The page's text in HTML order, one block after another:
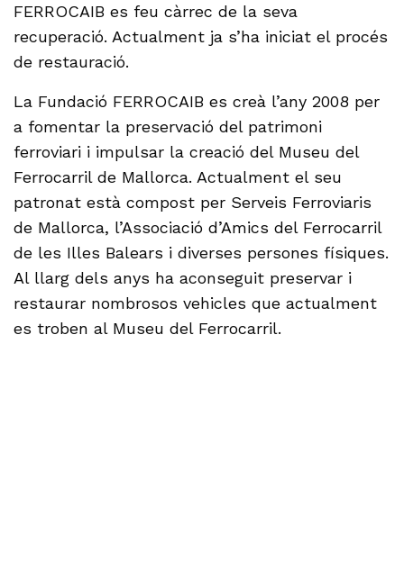
FERROCAIB es feu càrrec de la seva
recuperació. Actualment ja s’ha iniciat el procés
de restauració. ​
La Fundació FERROCAIB es creà l’any 2008 per
a fomentar la preservació del patrimoni
ferroviari i impulsar la creació del Museu del
Ferrocarril de Mallorca. Actualment el seu
patronat està compost per Serveis Ferroviaris
de Mallorca, l’Associació d’Amics del Ferrocarril
de les Illes Balears i diverses persones físiques.
Al llarg dels anys ha aconseguit preservar i
restaurar nombrosos vehicles que actualment
es troben al Museu del Ferrocarril.